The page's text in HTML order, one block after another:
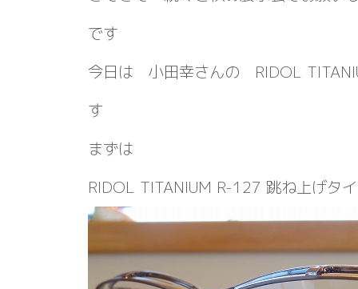
です
今日は 小田幸さんの RIDOL
す
まずは
RIDOL TITANIUM R-127 跳ね上げタ